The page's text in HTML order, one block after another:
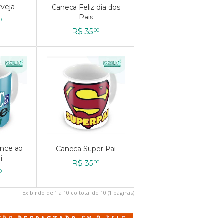
Caneca Feliz dia dos
Pais
R$ 3500
Caneca Feliz dia dos
Pais
R$ 3500
ao
ao
Caneca Super Pai
R$ 3500
Caneca Super Pai
R$ 3500
Exibindo de 1 a 10 do total de 10 (1 páginas)